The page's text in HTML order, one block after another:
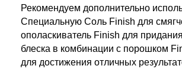
Рекомендуем дополнительно
Специальную Соль Finish для
ополаскиватель Finish для
блеска в комбинации с порошком
для достижения отличных